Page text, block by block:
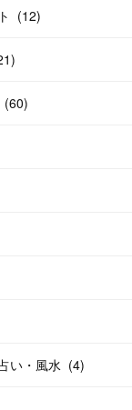
(12)
)
(60)
い・風水 (4)